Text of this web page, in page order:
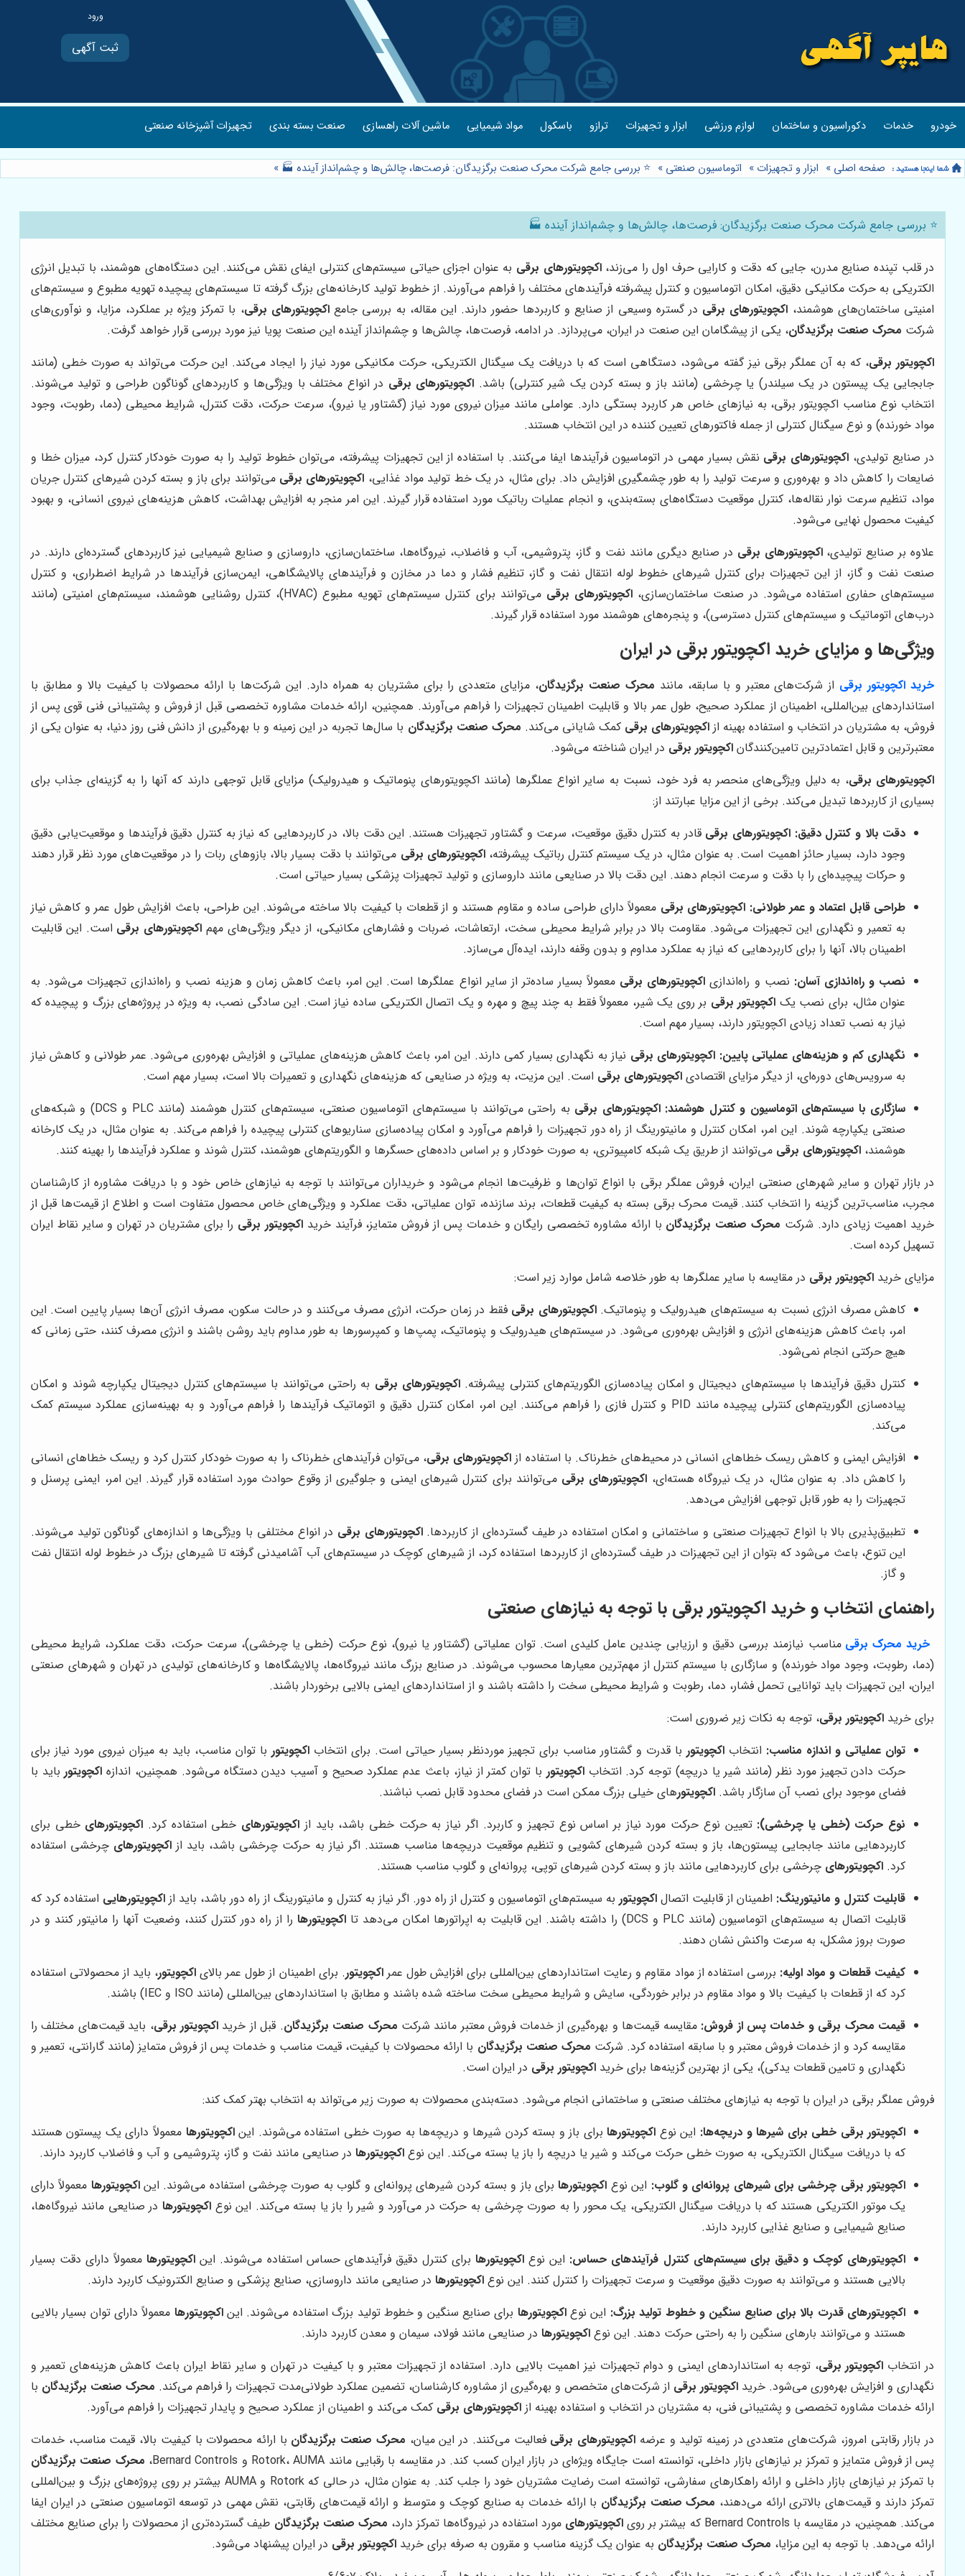
ثبت آگهی
خودرو خدمات دکوراسیون و ساختمان لوازم ورزشی ابزار و تجهیزات ترازو باسکول مواد شیمیایی ماشین آلات راهسازی صنعت بسته بندی تجهیزات آشپزخانه صنعتی
صفحه اصلی » ابزار و تجهیزات » اتوماسیون صنعتی » ⭐️ بررسی جامع شرکت محرک صنعت برگزیدگان: فرصت‌ها، چالش‌ها و چشم‌انداز آینده 🏭 »
⭐️ بررسی جامع شرکت محرک صنعت برگزیدگان: فرصت‌ها، چالش‌ها و چشم‌انداز آینده 🏭
در قلب تپنده صنایع مدرن، جایی که دقت و کارایی حرف اول را می‌زند،اکچویتورهای برقی به عنوان اجزای حیاتی سیستم‌های کنترلی ایفای نقش می‌کنند. این دستگاه‌های هوشمند، با تبدیل انرژی
الکتریکی به حرکت مکانیکی دقیق، امکان اتوماسیون و کنترل پیشرفته فرآیندهای مختلف را فراهم می‌آورند. از خطوط تولید کارخانه‌های بزرگ گرفته تا سیستم‌های پیچیده تهویه مطبوع و سیستم‌های
امنیتی ساختمان‌های هوشمند، اکچویتورهای برقی در گستره وسیعی از صنایع و کاربردها حضور دارند. این مقاله، به بررسی جامعاکچویتورهای برقی، با تمرکز ویژه بر عملکرد، مزایا، و نوآوری‌های
شرکت محرک صنعت برگزیدگان، یکی از پیشگامان این صنعت در ایران، می‌پردازد. در ادامه، فرصت‌ها، چالش‌ها و چشم‌انداز آینده این صنعت پویا نیز مورد بررسی قرار خواهد گرفت.
اکچویتور برقی، که به آن عملگر برقی نیز گفته می‌شود، دستگاهی است که با دریافت یک سیگنال الکتریکی، حرکت مکانیکی مورد نیاز را ایجاد می‌کند. این حرکت می‌تواند به صورت خطی (مانند
جابجایی یک پیستون در یک سیلندر) یا چرخشی (مانند باز و بسته کردن یک شیر کنترلی) باشد. اکچویتورهای برقی در انواع مختلف با ویژگی‌ها و کاربردهای گوناگون طراحی و تولید می‌شوند.
انتخاب نوع مناسب اکچویتور برقی، به نیازهای خاص هر کاربرد بستگی دارد. عواملی مانند میزان نیروی مورد نیاز (گشتاور یا نیرو)، سرعت حرکت، دقت کنترل، شرایط محیطی (دما، رطوبت، وجود
مواد خورنده) و نوع سیگنال کنترلی از جمله فاکتورهای تعیین کننده در این انتخاب هستند.
در صنایع تولیدی، اکچویتورهای برقی نقش بسیار مهمی در اتوماسیون فرآیندها ایفا می‌کنند. با استفاده از این تجهیزات پیشرفته، می‌توان خطوط تولید را به صورت خودکار کنترل کرد، میزان خطا و
ضایعات را کاهش داد و بهره‌وری و سرعت تولید را به طور چشمگیری افزایش داد. برای مثال، در یک خط تولید مواد غذایی، اکچویتورهای برقی می‌توانند برای باز و بسته کردن شیرهای کنترل جریان
مواد، تنظیم سرعت نوار نقاله‌ها، کنترل موقعیت دستگاه‌های بسته‌بندی، و انجام عملیات رباتیک مورد استفاده قرار گیرند. این امر منجر به افزایش بهداشت، کاهش هزینه‌های نیروی انسانی، و بهبود
کیفیت محصول نهایی می‌شود.
علاوه بر صنایع تولیدی،اکچویتورهای برقی در صنایع دیگری مانند نفت و گاز، پتروشیمی، آب و فاضلاب، نیروگاه‌ها، ساختمان‌سازی، داروسازی و صنایع شیمیایی نیز کاربردهای گسترده‌ای دارند. در
صنعت نفت و گاز، از این تجهیزات برای کنترل شیرهای خطوط لوله انتقال نفت و گاز، تنظیم فشار و دما در مخازن و فرآیندهای پالایشگاهی، ایمن‌سازی فرآیندها در شرایط اضطراری، و کنترل
سیستم‌های حفاری استفاده می‌شود. در صنعت ساختمان‌سازی،اکچویتورهای برقی
می‌توانند برای کنترل سیستم‌های تهویه مطبوع (HVAC)، کنترل روشنایی هوشمند، سیستم‌های امنیتی (مانند
درب‌های اتوماتیک و سیستم‌های کنترل دسترسی)، و پنجره‌های هوشمند مورد استفاده قرار گیرند.
ویژگی‌ها و مزایای خرید اکچویتور برقی در ایران
خرید اکچویتور برقی از شرکت‌های معتبر و با سابقه، مانند محرک صنعت برگزیدگان، مزایای متعددی را برای مشتریان به همراه دارد. این شرکت‌ها با ارائه محصولات با کیفیت بالا و مطابق با
استانداردهای بین‌المللی، اطمینان از عملکرد صحیح، طول عمر بالا و قابلیت اطمینان تجهیزات را فراهم می‌آورند. همچنین، ارائه خدمات مشاوره تخصصی قبل از فروش و پشتیبانی فنی قوی پس از
فروش، به مشتریان در انتخاب و استفاده بهینه ازاکچویتورهای برقی کمک شایانی می‌کند. محرک صنعت برگزیدگان با سال‌ها تجربه در این زمینه و با بهره‌گیری از دانش فنی روز دنیا، به عنوان یکی از
معتبرترین و قابل اعتمادترین تامین‌کنندگان اکچویتور برقی در ایران شناخته می‌شود.
اکچویتورهای برقی، به دلیل ویژگی‌های منحصر به فرد خود، نسبت به سایر انواع عملگرها (مانند اکچویتورهای پنوماتیک و هیدرولیک) مزایای قابل توجهی دارند که آنها را به گزینه‌ای جذاب برای
بسیاری از کاربردها تبدیل می‌کند. برخی از این مزایا عبارتند از:
دقت بالا و کنترل دقیق: اکچویتورهای برقی قادر به کنترل دقیق موقعیت، سرعت و گشتاور تجهیزات هستند. این دقت بالا، در کاربردهایی که نیاز به کنترل دقیق فرآیندها و موقعیت‌یابی دقیق
وجود دارد، بسیار حائز اهمیت است. به عنوان مثال، در یک سیستم کنترل رباتیک پیشرفته، اکچویتورهای برقی می‌توانند با دقت بسیار بالا، بازوهای ربات را در موقعیت‌های مورد نظر قرار دهند
و حرکات پیچیده‌ای را با دقت و سرعت انجام دهند. این دقت بالا در صنایعی مانند داروسازی و تولید تجهیزات پزشکی بسیار حیاتی است.
طراحی قابل اعتماد و عمر طولانی: اکچویتورهای برقی معمولاً دارای طراحی ساده و مقاوم هستند و از قطعات با کیفیت بالا ساخته می‌شوند. این طراحی، باعث افزایش طول عمر و کاهش نیاز
به تعمیر و نگهداری این تجهیزات می‌شود. مقاومت بالا در برابر شرایط محیطی سخت، ارتعاشات، ضربات و فشارهای مکانیکی، از دیگر ویژگی‌های مهم اکچویتورهای برقی است. این قابلیت
اطمینان بالا، آنها را برای کاربردهایی که نیاز به عملکرد مداوم و بدون وقفه دارند، ایده‌آل می‌سازد.
نصب و راه‌اندازی آسان: نصب و راه‌اندازی اکچویتورهای برقی معمولاً بسیار ساده‌تر از سایر انواع عملگرها است. این امر، باعث کاهش زمان و هزینه نصب و راه‌اندازی تجهیزات می‌شود. به
عنوان مثال، برای نصب یک اکچویتور برقی بر روی یک شیر، معمولاً فقط به چند پیچ و مهره و یک اتصال الکتریکی ساده نیاز است. این سادگی نصب، به ویژه در پروژه‌های بزرگ و پیچیده که
نیاز به نصب تعداد زیادی اکچویتور دارند، بسیار مهم است.
نگهداری کم و هزینه‌های عملیاتی پایین: اکچویتورهای برقی نیاز به نگهداری بسیار کمی دارند. این امر، باعث کاهش هزینه‌های عملیاتی و افزایش بهره‌وری می‌شود. عمر طولانی و کاهش نیاز
به سرویس‌های دوره‌ای، از دیگر مزایای اقتصادی اکچویتورهای برقی است. این مزیت، به ویژه در صنایعی که هزینه‌های نگهداری و تعمیرات بالا است، بسیار مهم است.
سازگاری با سیستم‌های اتوماسیون و کنترل هوشمند: اکچویتورهای برقی
به راحتی می‌توانند با سیستم‌های اتوماسیون صنعتی، سیستم‌های کنترل هوشمند (مانند PLC و DCS) و شبکه‌های
صنعتی یکپارچه شوند. این امر، امکان کنترل و مانیتورینگ از راه دور تجهیزات را فراهم می‌آورد و امکان پیاده‌سازی سناریوهای کنترلی پیچیده را فراهم می‌کند. به عنوان مثال، در یک کارخانه
هوشمند، اکچویتورهای برقی می‌توانند از طریق یک شبکه کامپیوتری، به صورت خودکار و بر اساس داده‌های حسگرها و الگوریتم‌های هوشمند، کنترل شوند و عملکرد فرآیندها را بهینه کنند.
در بازار تهران و سایر شهرهای صنعتی ایران، فروش عملگر برقی با انواع توان‌ها و ظرفیت‌ها انجام می‌شود و خریداران می‌توانند با توجه به نیازهای خاص خود و با دریافت مشاوره از کارشناسان
مجرب، مناسب‌ترین گزینه را انتخاب کنند. قیمت محرک برقی بسته به کیفیت قطعات، برند سازنده، توان عملیاتی، دقت عملکرد و ویژگی‌های خاص محصول متفاوت است و اطلاع از قیمت‌ها قبل از
خرید اهمیت زیادی دارد. شرکت محرک صنعت برگزیدگان با ارائه مشاوره تخصصی رایگان و خدمات پس از فروش متمایز، فرآیند خرید اکچویتور برقی را برای مشتریان در تهران و سایر نقاط ایران
تسهیل کرده است.
مزایای خرید اکچویتور برقی در مقایسه با سایر عملگرها به طور خلاصه شامل موارد زیر است:
کاهش مصرف انرژی نسبت به سیستم‌های هیدرولیک و پنوماتیک.اکچویتورهای برقی فقط در زمان حرکت، انرژی مصرف می‌کنند و در حالت سکون، مصرف انرژی آن‌ها بسیار پایین است. این
امر، باعث کاهش هزینه‌های انرژی و افزایش بهره‌وری می‌شود. در سیستم‌های هیدرولیک و پنوماتیک، پمپ‌ها و کمپرسورها به طور مداوم باید روشن باشند و انرژی مصرف کنند، حتی زمانی که
هیچ حرکتی انجام نمی‌شود.
کنترل دقیق فرآیندها با سیستم‌های دیجیتال و امکان پیاده‌سازی الگوریتم‌های کنترلی پیشرفته. اکچویتورهای برقی به راحتی می‌توانند با سیستم‌های کنترل دیجیتال یکپارچه شوند و امکان
پیاده‌سازی الگوریتم‌های کنترلی پیچیده مانند PID و کنترل فازی را فراهم می‌کنند. این امر، امکان کنترل دقیق و اتوماتیک فرآیندها را فراهم می‌آورد و به بهینه‌سازی عملکرد سیستم کمک
می‌کند.
افزایش ایمنی و کاهش ریسک خطاهای انسانی در محیط‌های خطرناک. با استفاده از اکچویتورهای برقی، می‌توان فرآیندهای خطرناک را به صورت خودکار کنترل کرد و ریسک خطاهای انسانی
را کاهش داد. به عنوان مثال، در یک نیروگاه هسته‌ای، اکچویتورهای برقی می‌توانند برای کنترل شیرهای ایمنی و جلوگیری از وقوع حوادث مورد استفاده قرار گیرند. این امر، ایمنی پرسنل و
تجهیزات را به طور قابل توجهی افزایش می‌دهد.
تطبیق‌پذیری بالا با انواع تجهیزات صنعتی و ساختمانی و امکان استفاده در طیف گسترده‌ای از کاربردها.اکچویتورهای برقی در انواع مختلفی با ویژگی‌ها و اندازه‌های گوناگون تولید می‌شوند.
این تنوع، باعث می‌شود که بتوان از این تجهیزات در طیف گسترده‌ای از کاربردها استفاده کرد، از شیرهای کوچک در سیستم‌های آب آشامیدنی گرفته تا شیرهای بزرگ در خطوط لوله انتقال نفت
و گاز.
راهنمای انتخاب و خرید اکچویتور برقی با توجه به نیازهای صنعتی
خرید محرک برقی مناسب نیازمند بررسی دقیق و ارزیابی چندین عامل کلیدی است. توان عملیاتی (گشتاور یا نیرو)، نوع حرکت (خطی یا چرخشی)، سرعت حرکت، دقت عملکرد، شرایط محیطی
(دما، رطوبت، وجود مواد خورنده) و سازگاری با سیستم کنترل از مهم‌ترین معیارها محسوب می‌شوند. در صنایع بزرگ مانند نیروگاه‌ها، پالایشگاه‌ها و کارخانه‌های تولیدی در تهران و شهرهای صنعتی
ایران، این تجهیزات باید توانایی تحمل فشار، دما، رطوبت و شرایط محیطی سخت را داشته باشند و از استانداردهای ایمنی بالایی برخوردار باشند.
برای خرید اکچویتور برقی، توجه به نکات زیر ضروری است:
توان عملیاتی و اندازه مناسب: انتخاب اکچویتور با قدرت و گشتاور مناسب برای تجهیز موردنظر بسیار حیاتی است. برای انتخاباکچویتور با توان مناسب، باید به میزان نیروی مورد نیاز برای
حرکت دادن تجهیز مورد نظر (مانند شیر یا دریچه) توجه کرد. انتخاباکچویتور با توان کمتر از نیاز، باعث عدم عملکرد صحیح و آسیب دیدن دستگاه می‌شود. همچنین، اندازه اکچویتور باید با
فضای موجود برای نصب آن سازگار باشد. اکچویتورهای خیلی بزرگ ممکن است در فضای محدود قابل نصب نباشند.
نوع حرکت (خطی یا چرخشی): تعیین نوع حرکت مورد نیاز بر اساس نوع تجهیز و کاربرد. اگر نیاز به حرکت خطی باشد، باید از اکچویتورهای خطی استفاده کرد. اکچویتورهای خطی برای
کاربردهایی مانند جابجایی پیستون‌ها، باز و بسته کردن شیرهای کشویی و تنظیم موقعیت دریچه‌ها مناسب هستند. اگر نیاز به حرکت چرخشی باشد، باید از اکچویتورهای چرخشی استفاده
کرد. اکچویتورهای چرخشی برای کاربردهایی مانند باز و بسته کردن شیرهای توپی، پروانه‌ای و گلوب مناسب هستند.
قابلیت کنترل و مانیتورینگ: اطمینان از قابلیت اتصال اکچویتور به سیستم‌های اتوماسیون و کنترل از راه دور. اگر نیاز به کنترل و مانیتورینگ از راه دور باشد، باید ازاکچویتورهایی استفاده کرد که
قابلیت اتصال به سیستم‌های اتوماسیون (مانند PLC و DCS) را داشته باشند. این قابلیت به اپراتورها امکان می‌دهد تا
اکچویتورهارا از راه دور کنترل کنند، وضعیت آنها را مانیتور کنند و در
صورت بروز مشکل، به سرعت واکنش نشان دهند.
کیفیت قطعات و مواد اولیه: بررسی استفاده از مواد مقاوم و رعایت استانداردهای بین‌المللی برای افزایش طول عمراکچویتور. برای اطمینان از طول عمر بالای اکچویتور، باید از محصولاتی استفاده
کرد که از قطعات با کیفیت بالا و مواد مقاوم در برابر خوردگی، سایش و شرایط محیطی سخت ساخته شده باشند و مطابق با استانداردهای بین‌المللی (مانند ISO و IEC) باشند.
قیمت محرک برقی و خدمات پس از فروش: مقایسه قیمت‌ها و بهره‌گیری از خدمات فروش معتبر مانند شرکت محرک صنعت برگزیدگان. قبل از خریداکچویتور برقی، باید قیمت‌های مختلف را
مقایسه کرد و از خدمات فروش معتبر و با سابقه استفاده کرد. شرکت محرک صنعت برگزیدگان با ارائه محصولات با کیفیت، قیمت مناسب و خدمات پس از فروش متمایز (مانند گارانتی، تعمیر و
نگهداری و تامین قطعات یدکی)، یکی از بهترین گزینه‌ها برای خرید اکچویتور برقی در ایران است.
فروش عملگر برقی در ایران با توجه به نیازهای مختلف صنعتی و ساختمانی انجام می‌شود. دسته‌بندی محصولات به صورت زیر می‌تواند به انتخاب بهتر کمک کند:
اکچویتور برقی خطی برای شیرها و دریچه‌ها: این نوع اکچویتورهابرای باز و بسته کردن شیرها و دریچه‌ها به صورت خطی استفاده می‌شوند. ایناکچویتورها معمولاً دارای یک پیستون هستند
که با دریافت سیگنال الکتریکی، به صورت خطی حرکت می‌کند و شیر یا دریچه را باز یا بسته می‌کند. این نوع اکچویتورهادر صنایعی مانند نفت و گاز، پتروشیمی و آب و فاضلاب کاربرد دارند.
اکچویتور برقی چرخشی برای شیرهای پروانه‌ای و گلوب: این نوع اکچویتورهابرای باز و بسته کردن شیرهای پروانه‌ای و گلوب به صورت چرخشی استفاده می‌شوند. ایناکچویتورها معمولاً دارای
یک موتور الکتریکی هستند که با دریافت سیگنال الکتریکی، یک محور را به صورت چرخشی به حرکت در می‌آورد و شیر را باز یا بسته می‌کند. این نوع اکچویتورهادر صنایعی مانند نیروگاه‌ها،
صنایع شیمیایی و صنایع غذایی کاربرد دارند.
اکچویتورهای کوچک و دقیق برای سیستم‌های کنترل فرآیندهای حساس: این نوع اکچویتورهابرای کنترل دقیق فرآیندهای حساس استفاده می‌شوند. این اکچویتورهامعمولاً دارای دقت بسیار
بالایی هستند و می‌توانند به صورت دقیق موقعیت و سرعت تجهیزات را کنترل کنند. این نوع اکچویتورهادر صنایعی مانند داروسازی، صنایع پزشکی و صنایع الکترونیک کاربرد دارند.
اکچویتورهای قدرت بالا برای صنایع سنگین و خطوط تولید بزرگ: این نوعاکچویتورها برای صنایع سنگین و خطوط تولید بزرگ استفاده می‌شوند. ایناکچویتورها معمولاً دارای توان بسیار بالایی
هستند و می‌توانند بارهای سنگین را به راحتی حرکت دهند. این نوع اکچویتورهادر صنایعی مانند فولاد، سیمان و معدن کاربرد دارند.
در انتخاب اکچویتور برقی، توجه به استانداردهای ایمنی و دوام تجهیزات نیز اهمیت بالایی دارد. استفاده از تجهیزات معتبر و با کیفیت در تهران و سایر نقاط ایران باعث کاهش هزینه‌های تعمیر و
نگهداری و افزایش بهره‌وری می‌شود. خرید اکچویتور برقی از شرکت‌های متخصص و بهره‌گیری از مشاوره کارشناسان، تضمین عملکرد طولانی‌مدت تجهیزات را فراهم می‌کند. محرک صنعت برگزیدگان با
ارائه خدمات مشاوره تخصصی و پشتیبانی فنی، به مشتریان در انتخاب و استفاده بهینه از اکچویتورهای برقی کمک می‌کند و اطمینان از عملکرد صحیح و پایدار تجهیزات را فراهم می‌آورد.
در بازار رقابتی امروز، شرکت‌های متعددی در زمینه تولید و عرضه اکچویتورهای برقی فعالیت می‌کنند. در این میان، محرک صنعت برگزیدگان با ارائه محصولات با کیفیت بالا، قیمت مناسب، خدمات
پس از فروش متمایز و تمرکز بر نیازهای بازار داخلی، توانسته است جایگاه ویژه‌ای در بازار ایران کسب کند. در مقایسه با رقبایی مانند Rotork، AUMA و Bernard Controls،
محرک صنعت برگزیدگان
با تمرکز بر نیازهای بازار داخلی و ارائه راهکارهای سفارشی، توانسته است رضایت مشتریان خود را جلب کند. به عنوان مثال، در حالی که Rotork و AUMA بیشتر بر روی پروژه‌های بزرگ و بین‌المللی
تمرکز دارند و قیمت‌های بالاتری ارائه می‌دهند، محرک صنعت برگزیدگان با ارائه خدمات به صنایع کوچک و متوسط و ارائه قیمت‌های رقابتی، نقش مهمی در توسعه اتوماسیون صنعتی در ایران ایفا
می‌کند. همچنین، در مقایسه با Bernard Controls که بیشتر بر روی
اکچویتورهای مورد استفاده در نیروگاه‌ها تمرکز دارد، محرک صنعت برگزیدگان طیف گسترده‌تری از محصولات را برای صنایع مختلف
ارائه می‌دهد. با توجه به این مزایا، محرک صنعت برگزیدگان به عنوان یک گزینه مناسب و مقرون به صرفه برای خرید اکچویتور برقی در ایران پیشنهاد می‌شود.